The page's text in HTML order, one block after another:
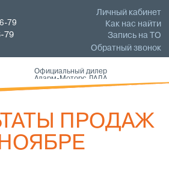
Личный кабинет
Как нас найти
Запись на ТО
Обратный звонок
79
79
Официальный дилер
Аларм-Моторс ЛАДА
ПРОДАЖ
НОЯБРЕ